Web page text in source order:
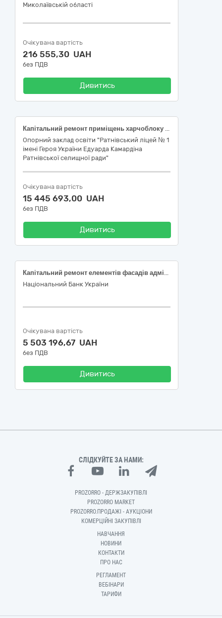
Миколаївській області
Очікувана вартість
216 555,30 UAH
без ПДВ
Дивитись
Капітальний ремонт приміщень харчоблоку опорного закладу освіти "Ратнівський ліцей №1 Ратнівської селищної ради" по вул. Центральна, 50 в смт Ратне Ковельського району, Волинської області (коригування №3) (ДК 021:2015: 45453000-7 Капітальний ремонт і реставрація)
Опорний заклад освіти "Ратнівський ліцей № 1
імені Героя України Едуарда Камардіна
Ратнівської селищної ради"
Очікувана вартість
15 445 693,00 UAH
без ПДВ
Дивитись
Капітальний ремонт елементів фасадів адміністративної будівлі (корпус 1) літ. А Національного банку України в м. Київ - 45450000-6
Національний Банк України
Очікувана вартість
5 503 196,67 UAH
без ПДВ
Дивитись
СЛІДКУЙТЕ ЗА НАМИ:
PROZORRO - ДЕРЖЗАКУПІВЛІ
PROZORRO MARKET
PROZORRO.ПРОДАЖІ - АУКЦІОНИ
КОМЕРЦІЙНІ ЗАКУПІВЛІ
НАВЧАННЯ
НОВИНИ
КОНТАКТИ
ПРО НАС
РЕГЛАМЕНТ
ВЕБІНАРИ
ТАРИФИ